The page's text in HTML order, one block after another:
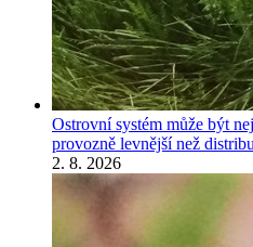
Ostrovní systém může být
provozně levnější než
2. 8. 2026